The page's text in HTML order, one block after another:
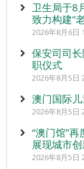
卫生局于8
致力构建“
2026年8月6日
保安司司
职仪式
2026年8月5日
澳门国际
2026年8月5日
“澳门馆”
展现城市
2026年8月5日